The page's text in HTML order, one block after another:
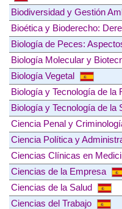
Biodiversidad y Gestión
Bioética y Bioderecho:
Biología de Peces:
Biología Molecular y
Biología Vegetal
Biología y Tecnología de
Biología y Tecnología de la
Ciencia Penal y
Ciencia Política y
Ciencias Clínicas en
Ciencias de la Empresa
Ciencias de la Salud
Ciencias del Trabajo